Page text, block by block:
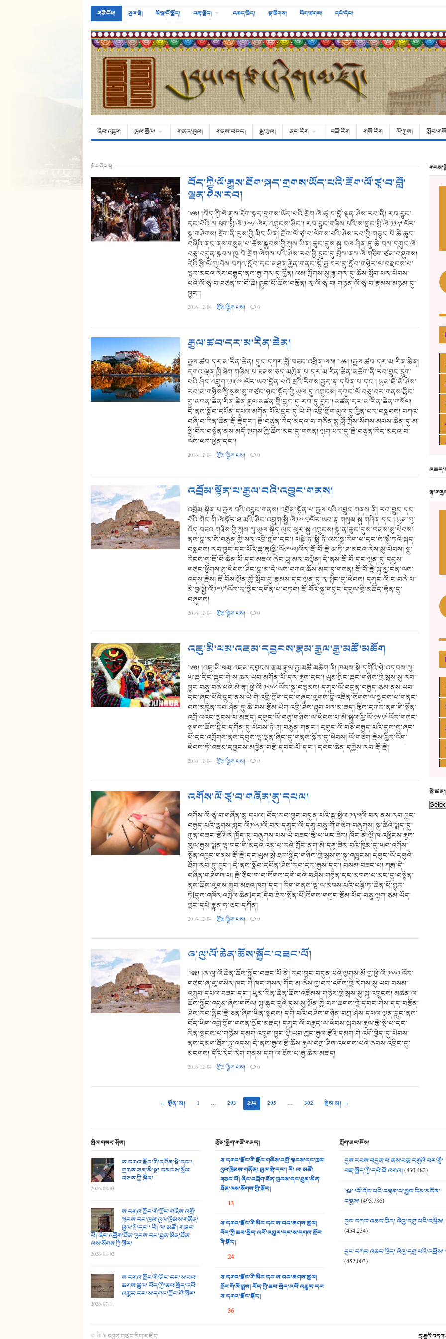
གཙོ་ངོས། ཡུལ་སྡེ། མི་སྣ་ངོ་སྤྲོད། བརྡ་སྤྲོད། འཆད་ཁྲིད། སྣ་ཚོགས། ཡིག་ཚགས། དཔེ་དེབ།
ཞིབ་འཇུག ཡུལ་སྲོལ། གནའ་ཤུལ། གནས་བཤད། སྒྱུ་རྩལ། ནང་རིག བཟོ་རིག གསོ་རིག ལོ་རྒྱུས།
སྤེལ་ཞིབ་ཕྲ།
བོད་ཀྱི་ལོ་རྒྱུས་ཐོག་སྐད་གྲགས་ཡོད་པའི་རྔོག་ལོ་ཙཱ་བ་བློ་
ལྡན་ཤེས་རབ།
༄༅། །བོད་ཀྱི་ལོ་རྒྱུས་ཐོག་སྐད་གྲགས་ཡོད་པའི་རྔོག་ལོ་ཙཱ་བ་བློ་ལྡན་ཤེས་རབ་ནི། རབ་བྱུང་
དང་པོའི་ས་ཕག་ཕྱི་ལོ་༡༠༥༩ ལོར་འཁྲུངས་ཤིང༌། རབ་བྱུང་གཉིས་པའི་ས་གླང་ཕྱི་ལོ་༡༡༠༩ ལོར་
སྐུ་གཤེགས། རྔོག་ནི་རུས་ཀྱི་མིང་ཡིན། རྔོག་ལོ་ཙཱ་བ་ལེགས་པའི་ཤེས་རབ་ཀྱི་གཅུང་པོ་ཆེ་ཆུང་
བཞིའི་ནང་ནས་གསུམ་པ་ཆོས་སྐྱབས་ཀྱི་སྲས་ཡིན། ཆུང་དུས་སྐུ་ངལ་ཤིན་ཏུ་ཆེ་བས་དགུང་ལོ་
བཅུ་བདུན་སྐབས་ཁུ་བོ་རྔོག་ལེགས་པའི་ཤེས་རབ་ཀྱི་དྲུང་དུ་བྲོས་ནས་ལོ་གཅིག་ཙམ་བཞུགས།
དེའི་ཕྱི་ལོ་ཁུ་བོས་བཀའ་སློབ་དང་མཐུན་རྐྱེན་གནང་སྟེ་རྒྱ་གར་དུ་སློབ་གཉེར་ལ་བརྫངས་པ་
ལྟར་མངའ་རིས་བརྒྱུད་ནས་རྒྱ་གར་དུ་བྱོན། ལམ་གྲོགས་སུ་རྒྱ་གར་དུ་ཆོས་སློབ་པར་ཕེབས་
པའི་ལོ་ཙཱ་བ་བཙན་ཁ་བོ་ཆེ། ཁྱུང་པོ་ཆོས་བརྩོན། རྭ་ལོ་ཙཱ་བ། གཉན་ལོ་ཙཱ་བ་རྣམས་མཉམ་དུ་
བྱུང༌།
2016-12-04 ·རྩོམ་སྒྲིག་པས། · 0
རྒྱལ་ཚབ་དར་མ་རིན་ཆེན།
རྒྱལ་ཚབ་དར་མ་རིན་ཆེན། དུང་དཀར་བློ་བཟང་འཕྲིན་ལས། ༄༅། །རྒྱལ་ཚབ་དར་མ་རིན་ཆེན།
དགའ་ལྡན་ཁྲི་ཐོག་གཉིས་པ་ཐམས་ཅད་མཁྱེན་པ་དར་མ་རིན་ཆེན་མཆོག་ནི་རབ་བྱུང་དྲུག་
པའི་ཤིང་འབྲུག་(༡༣༦༤)ལོར་ཡབ་བློན་པའོ་རྦའི་རིགས་རྒྱུད་རྟ་དཔོན་པ་དང་། ཡུམ་ཇོ་མོ་ཤེས་
རབ་མ་གཉིས་ཀྱི་སྲས་སུ་གཙང་ཉང་སྟོད་ཀྱི་ཡུལ་དུ་འཁྲུངས། དགུང་ལོ་བཅུ་བར་གནས་རྙིང་
དུ་མཁན་ཆེན་རིན་ཆེན་རྒྱལ་མཚན་གྱི་དྲུང་དུ་རབ་ཏུ་བྱུང་། མཚན་དར་མ་རིན་ཆེན་གསོལ།
དེ་ནས་སློབ་དཔོན་དཔལ་མགོན་པོའི་དྲུང་དུ་ཡི་གེ་འབྲི་ཀློག་ཕུལ་དུ་ཕྱིན་པར་བསླབས། བཀའ་
བཞི་བ་རིན་ཆེན་རྡོ་རྗེདང་། རྗེ་བཙུན་རེད་མདའ་བ་གཞོན་ནུ་བློ་གྲོས་སོགས་མཔས་ཆེན་དུ་མ་
སྤྱི་བོར་བསྟེན་ནས་མདོ་སྔགས་ཀྱི་ཆོས་མང་དུ་གསན། ལྷག་པར་དུ་རྗེ་བཙུན་རེད་མདའ་བ་
ལས་ཕར་ཕྱིན་དང་།
2016-12-04 ·རྩོམ་སྒྲིག་པས། · 0
འབྲོམ་སྟོན་པ་རྒྱལ་བའི་འབྱུང་གནས།
འབྲོམ་སྟོན་པ་རྒྱལ་བའི་འབྱུང་གནས། འབྲོམ་སྟོན་པ་རྒྱལ་པའི་འབྱུང་གནས་ནི། རབ་བྱུང་དང་
པོའི་གོང་གི་ལོ་སྐོར་ཐ་མའི་ཤིང་འབྲུག(སྤྱི་ལོ༡༠༤༢)ལོར་ཡབ་རྟ་གསུམ་སྐུ་གཤེན་དང་། ཡུམ་ཁུ་
འོད་བཟའ་གཉིས་ཀྱི་སྲས་སུ་ཡུལ་སྟོད་ལུང་ཕུར་སྐུ་འཁྲུངས། སྐུ་ན་ཆུང་དུས་ཁམས་སུ་ཕེབས་
ནས་བླ་མ་སེ་བཙུན་གྱི་སར་འབྲི་ཀློག་དང་། པནྟི་ཏ་སྨྲི་ཏི་ལས་སྒྲ་རིག་པ་དང་སཾ་སྐྲྀ་ཏའི་སྐད་
བསླབས། རབ་བྱུང་དང་པོའི་ཆུ་རྟ(སྤྱི་ལོ༡༠༤༢)ལོར་ཇོ་བོ་རྗེ་ཨ་ཏི་ཤ་མངའ་རིས་སུ་ཕེབས། སྤུ་
རེངས་སུ་ཇོ་བོ་ཆེན་པོ་དང་མཇལ་ཞིང་བླ་མར་བསྟེན། དེ་ནས་ཇོ་བོ་དང་ལྷན་དུ་དབུས་
གཙང་ཕྱོགས་སུ་ཕེབས་ཤིང་བླ་མ་དེ་ལས་བཀའ་ཆོས་མང་དུ་གསན། ཇོ་བོ་རྗེ་སྐུ་མྱ་ངན་ལས་
འདས་རྗེས། ཇོ་བོས་སྔོན་གྱི་སློབ་བུ་རྣམས་དང་ལྷན་དུ་རྭ་སྒྲེང་དུ་ཕེབས། དགུང་ལོ་ང་བཞི་པ་
མེ་བྱ(སྤྱི་ལོ༡༠༥༧)ལོར་རྭ་སྒྲེང་དགོན་པ་བཏབ། ཇོ་བོའི་སྐུ་གདུང་དངུལ་གྱི་མཆོད་རྟེན་དུ་
བཞུགས།
2016-12-04 ·རྩོམ་སྒྲིག་པས། · 0
འཇུ་མི་ཕམ་འཇམ་དབྱངས་རྣམ་རྒྱལ་རྒྱ་མཚོ་མཆོག
༄༅། །འཇུ་མི་ཕམ་འཇམ་དབྱངས་རྣམ་རྒྱལ་རྒྱ་མཚོ་མཆོག་ནི། ཁམས་སྡེ་དགེའི་ཉེ་འདབས་སུ་
ཡ་ཆུ་དིང་ཆུང་གི་ས་ཆར་ཡབ་མགོན་པོ་དར་རྒྱས་དང༌། ཡུམ་སྲིང་ཆུང་གཉིས་ཀྱི་སྲས་སུ་རབ་
བྱུང་བཅུ་བཞི་པའི་མེ་རྟ། ཕྱི་ལོ་༡༨༤༦ ལོར་སྐུ་བལྟམས། དགུང་ལོ་བདུན་བརྒྱད་ཙམ་ནས་ཡབ་
དང་ཞང་པོའི་དྲུང་ནས་ཡི་གེ་འབྲི་ཀློག་དང་གཞུང་ལུགས་བློ་འཛིན་སོགས་ལ་སྦྱངས་པ་གནང་
བས་མཁྱེན་རབ་ཤིན་ཏུ་ཆེ་བས་རྩོམ་ཡིག་འབྲི་ཤེས་ཐུབ་པར་མ་ཟད། རྩིས་དཀར་ནག་གི་སྔོན་
འགྲོ་ལའང་སྦྱངས་པ་མཛད། དགུང་ལོ་བཅུ་གཉིས་ལ་ཕེབས་པ་མེ་སྦྲུལ་ཕྱི་ལོ་༡༨༥༧ ལོར་གསང་
སྔགས་ཆོས་གླིང་དགོན་དུ་ཕེབས་ཏེ་གྲྭ་བཙུན་གནང༌། དགུང་ལོ་བཅོ་བརྒྱད་པའི་དུས་སུ་ཞང་
པོ་དང་འགྲོགས་ནས་དབུས་ལྷ་ལྡན་ཞིང་དུ་གནས་སྐོར་དུ་ཕེབས། ལོ་གཅིག་རྗེས་ཕྱིར་ལོག་
ཕེབས་ཏེ་འཇམ་དབྱངས་མཁྱེན་བརྩེ་དབང་པོ་དང༌། དབང་ཆེན་དགྱེས་རབ་རྡོ་རྗེ།
2016-12-04 ·རྩོམ་སྒྲིག་པས། · 0
འགོས་ལོ་ཙཱ་བ་གཞོན་ནུ་དཔལ།
འགོས་ལོ་ཙཱ་བ་གཞོན་ནུ་དཔལ། བོད་རབ་བྱུང་བདུན་པའི་ཆུ་སྤྲེལ་༡༣༩༢ལོ་བར་ནས་རབ་བྱུང་
བརྒྱད་པའི་ལྕགས་གླང་ལོ༡༤༨༡ལོ་བར་དགུང་ལོ་དགུ་བཅུ་གོ་གཅིག་བཞུགས། སྐུ་ཚེའི་སྨད་དུ་
ཀུན་བཟང་རྩེའི་རི་ཁྲོད་དུ་བཞུགས་པས་ཡེ་བཟང་རྩེ་པ་ཡང་ཟེར། ཁོང་ནི་ལྷོ་ཁ་འཕྱོངས་རྒྱས་
ཁུལ་རྒྱས་སྨན་ལྷ་ཁང་གི་མདའ་འམ་པ་རའི་གྲོང་ནག་མེ་དགུ་ཟེར་བའི་ཁྱིམ་དུ་ཡབ་འགོས་
སྟོན་འབྱུང་གནས་རྡོ་རྗེ་དང་ཡུམ་སྲི་ཐར་སྐྱིད་གཉིས་ཀྱི་སྲས་སུ་སྐུ་འཁྲུངས། དགུང་ལོ་དགུའི་
ཐོག་རབ་ཏུ་བྱུང་། དེ་ནས་སློབ་དཔོན་ཤེས་རབ་དར་རྒྱས་དང་། བསམ་བཟང་པ། ཀརྨ་དེ་
བཞིན་གཤེགས་པ། རྗེ་ཙོང་ཁ་བ་སོགས་དགེ་བའི་བཤེས་གཉེན་དང་མཁས་པ་མང་དུ་བསྟེན་
ནས་ཆོས་ལུགས་གྲུབ་མཐའ་ཁག་དང་། རིག་གནས་ལྔ་ལ་མཁས་པའི་པཎྜི་ཏ་ཆེན་པོ་གྱུར་
ཏེ[དུས་འཁོར་འགྲེལ་ཆེན]དང[དེབ་ཐེར་སྔོན་པོ]སོགས་གསུང་རྩོམ་པོད་བཅུ་ལྷག་ཙམ་ཡོད་
ཀྱང་དཔེ་རྒྱུན་ཧ་ཅང་དཀོན།
2016-12-04 ·རྩོམ་སྒྲིག་པས། · 0
ཞ་ལུ་ལོ་ཆེན་ཆོས་སྐྱོང་བཟང་པོ།
༄༅། །ཞ་ལུ་ལོ་ཆེན་ཆོས་སྐྱོང་བཟང་པོ་ནི། རབ་བྱུང་བདུན་པའི་ལྕགས་མོ་བྱ་ཕྱི་ལོ་༡༤༤༡ ལོར་
གཙང་ཞ་ལུ་གསེར་ཁང་གི་ཁང་གསར་གོང་མ་ཞེས་བྱ་བར་འགོས་ཀྱི་རིགས་སུ་ཡབ་བསམ་
འགྲུབ་དཔལ་བཟང་དང༌། ཡུམ་རིན་ཆེན་ཆོས་འཛོམས་གཉིས་ཀྱི་སྲས་སུ་སྐུ་འཁྲུངས། མཚན་ལ་
ཆོས་སྐྱོང་འབུམ་ཞེས་གསོལ། སྐུ་ཆུང་ངུའི་དུས་སུ་སྔོན་གྱི་བག་ཆགས་ཀྱི་དབང་གིས་དད་བརྩོན་
ཤེས་རབ་སྙིང་རྗེ་ཅན་ཞིག་ཡིན་སྟབས། དགེ་བའི་བཤེས་གཉེན་བཀྲ་ཤིས་དཔལ་ལྡན་དྲུང་ནས་
བོད་ཡིག་འབྲི་ཀློག་གསན་སྦྱོང་མཛད། དགུང་ལོ་བརྒྱད་ལ་ཕེབས་སྐབས་རྒྱལ་རྩེ་སྡེ་པ་དང་
རིན་སྤུངས་པ་གཉིས་དམག་འཁྲུག་བྱུང་སྟེ་ཡབ་ཀྱང་རྒྱལ་རྩེའི་དམག་གི་འགོ་བྱེད་དུ་ཕེབས་
ནས་དམག་ཐོག་ཏུ་འདས། དེ་ནས་རྒྱལ་རྩེ་ཆོས་རྒྱལ་བཀྲ་ཤིས་འཕགས་པའི་ཞབས་འབྲིང་དུ་
མངགས། དེའི་རིང་རིག་གནས་དག་ལ་ཐོས་པ་རྒྱ་ཆེར་མཛད།
2016-12-04 ·རྩོམ་སྒྲིག་པས། · 0
← སྔོན་མ། 1 … 293 294 295 … 302 རྗེས་མ། →
སྤེལ་གསར་ཤོས།
ས་དགའ་རྫོང་གི་དགོན་སྡེ་དང་།
གྲགས་ཅན་མི་སྣ། དམངས་སྲོལ་
བཅས་ཀྱི་སྐོར།
2026-08-03
ས་དགའ་རྫོང་གི་རྫོང་གཞིས་འགྲོ་
སྟངས་དང་ཁྲལ་འུལ་ཁྲིམས་གནོན།
ཡུལ་སྡེ་དང་། རི། ལ། མཚོ། གཙང་
པོ། ཞིང་འབྲོག་ཐོན་ཁུངས་དང་ཐུན་མིན་ཐོན་
ལས་སོགས་ཀྱི་སྐོར།
2026-08-02
ས་དགའ་རྫོང་གི་མིང་དང་ས་བབ་
ཆགས་ཚུལ། བོད་ཀྱི་ཆབ་སྲིད་འཕོ་
འགྱུར་དང་ས་དགའ་རྫོང་གི་སྐོར།
2026-07-31
རྩོམ་སྒྲིག་གཙོ་གནད།
ས་དགའ་རྫོང་གི་རྫོང་གཞིས་འགྲོ་སྟངས་དང་ཁྲལ་
འུལ་ཁྲིམས་གནོན། ཡུལ་སྡེ་དང་། རི། ལ། མཚོ།
གཙང་པོ། ཞིང་འབྲོག་ཐོན་ཁུངས་དང་ཐུན་མིན་
ཐོན་ལས་སོགས་ཀྱི་སྐོར།
13
ས་དགའ་རྫོང་གི་མིང་དང་ས་བབ་ཆགས་ཚུལ།
བོད་ཀྱི་ཆབ་སྲིད་འཕོ་འགྱུར་དང་ས་དགའ་རྫོང་
གི་སྐོར།
24
ས་དགའ་རྫོང་གི་མིང་དང་ས་བབ་ཆགས་ཚུལ།
རྫོང་གི་ལོ་རྒྱུས། བོད་ཀྱི་ཆབ་སྲིད་འཕོ་འགྱུར་དང་
ས་དགའ་རྫོང་སྐོར།
36
ཀློག་མང་ཤོས།
དུས་རབས་བདུན་པ་ནས་བཅུ་དགུའི་བར་གྱི་
བརྡ་སྤྲོད་ཀྱི་དཔེ་ཐོ་འགའ།(830,482)
༄༅། །བོ་དོང་པའི་བསྟན་པ་བྱུང་རིམ་མདོར་
བསྡུས།(495,786)
དུང་དཀར་འཆད་ཁྲིད། ལེའུ་དགུ་པའི་འཕྲོས།
(454,234)
དུང་དཀར་འཆད་ཁྲིད། ལེའུ་དགུ་པའི་འཕྲོས།
(452,003)
© 2026 དབུས་གཙང་རིག་མཛོད།